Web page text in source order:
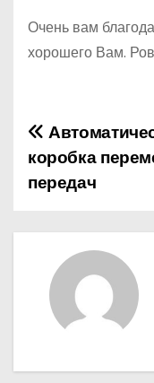
Очень вам
хорошего Вам.
Н
а
ц
коробка
передач